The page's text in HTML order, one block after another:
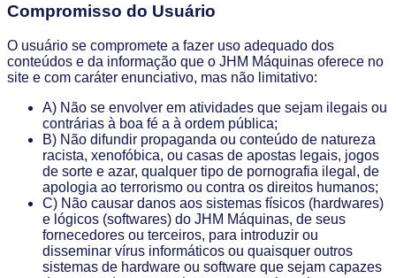
Compromisso do Usuário
O usuário se compromete a fazer uso adequado dos
conteúdos e da informação que o JHM Máquinas oferece no
site e com caráter enunciativo, mas não limitativo:
A) Não se envolver em atividades que sejam ilegais ou
contrárias à boa fé a à ordem pública;
B) Não difundir propaganda ou conteúdo de natureza
racista, xenofóbica, ou casas de apostas legais, jogos
de sorte e azar, qualquer tipo de pornografia ilegal, de
apologia ao terrorismo ou contra os direitos humanos;
C) Não causar danos aos sistemas físicos (hardwares)
e lógicos (softwares) do JHM Máquinas, de seus
fornecedores ou terceiros, para introduzir ou
disseminar vírus informáticos ou quaisquer outros
sistemas de hardware ou software que sejam capazes